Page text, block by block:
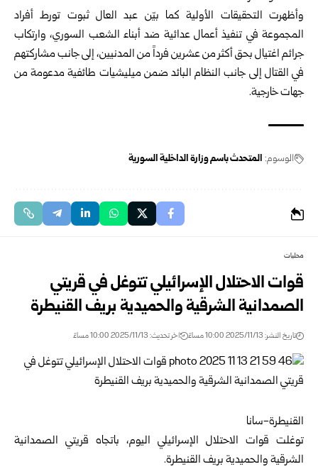
وأظهرت التحقيقات الأولية كما بيّن عبد العال ثبوت تورط أفراد
المجموعة في تنفيذ أعمال عدائية ضد أبناء الشعب السوري، وارتكاب
جرائم اغتيال بحق أكثر من عشرين فرداً من المدنيين، إلى جانب مشاركتهم
في القتال إلى جانب النظام البائد ضمن ميليشيات طائفية مدعومة من
جهات خارجية.
الوسوم: المتحدث باسم وزارة الداخلية السورية
محليات
قوات الاحتلال الإسرائيلي تتوغل في قريتي
الصمدانية الشرقية والحميدية بريف القنيطرة
تاريخ النشر: 2025/11/13 10:00 مساءً اخر تحديث: 2025/11/13 10:00 مساءً
القنيطرة-سانا
توغلت قوات الاحتلال الإسرائيلي اليوم، باتجاه قريتي الصمدانية
الشرقية والحميدية بريفالقنيطرة.